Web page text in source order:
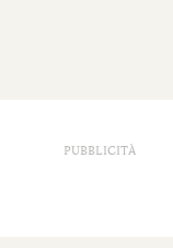
PUBBLICITÀ